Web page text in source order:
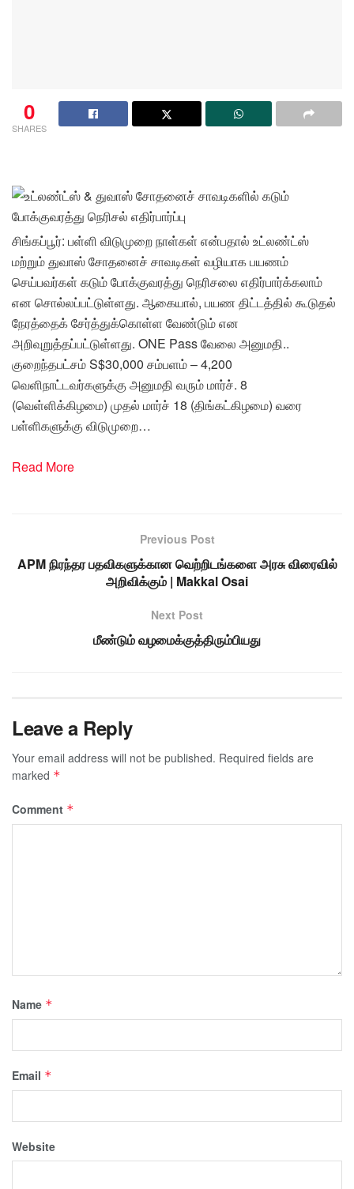
0
SHARES
சிங்கப்பூர்: பள்ளி விடுமுறை நாள்கள் என்பதால் உட்லண்ட்ஸ்
மற்றும் துவாஸ் சோதனைச் சாவடிகள் வழியாக பயணம்
செய்பவர்கள் கடும் போக்குவரத்து நெரிசலை எதிர்பார்க்கலாம்
என சொல்லப்பட்டுள்ளது. ஆகையால், பயண திட்டத்தில் கூடுதல்
நேரத்தைக் சேர்த்துக்கொள்ள வேண்டும் என
அறிவுறுத்தப்பட்டுள்ளது. ONE Pass வேலை அனுமதி..
குறைந்தபட்சம் S$30,000 சம்பளம் – 4,200
வெளிநாட்டவர்களுக்கு அனுமதி வரும் மார்ச். 8
(வெள்ளிக்கிழமை) முதல் மார்ச் 18 (திங்கட்கிழமை) வரை
பள்ளிகளுக்கு விடுமுறை…
Read More
Previous Post
APM நிரந்தர பதவிகளுக்கான வெற்றிடங்களை அரசு விரைவில்
அறிவிக்கும் | Makkal Osai
Next Post
மீண்டும் வழமைக்குத்திரும்பியது
Leave a Reply
Your email address will not be published. Required fields are
marked *
Comment *
Name *
Email *
Website